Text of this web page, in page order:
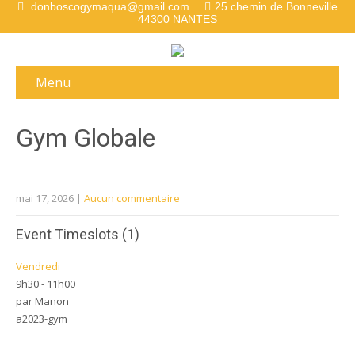
donboscogymaqua@gmail.com
25 chemin de Bonneville
44300 NANTES
Menu
Gym Globale
mai 17, 2026 | Aucun commentaire
Event Timeslots (1)
Vendredi
9h30- 11h00
par Manon
a2023-gym